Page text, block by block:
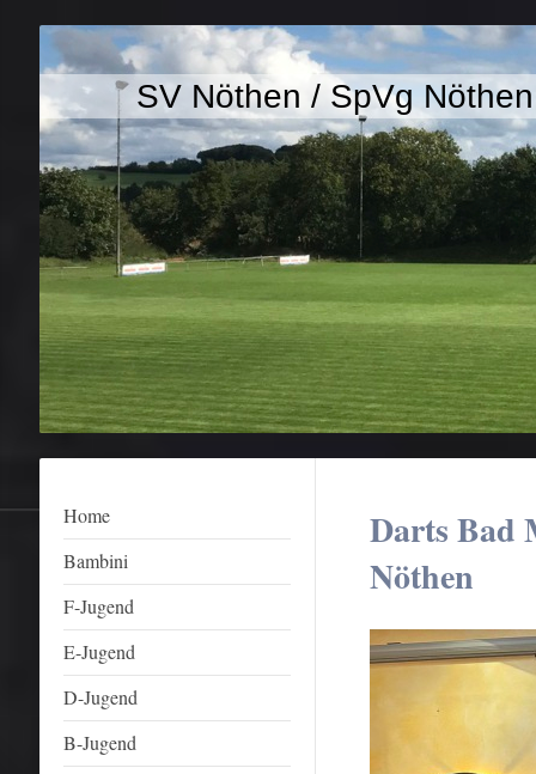
SV Nöthen / SpVg
Home
Bambini
F-Jugend
E-Jugend
D-Jugend
B-Jugend
Darts Bad
Nöthen